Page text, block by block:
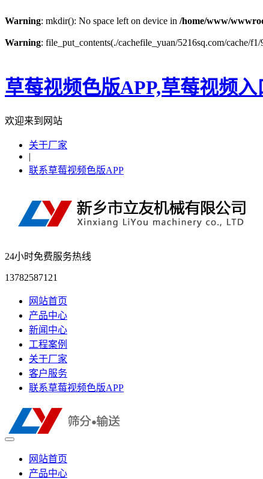
Warning: mkdir(): No space left on device in /home/www/
Warning: file_put_contents(./cachefile_yuan/5216sq.com/cache/
草莓视频色版APP,草莓视频
欢迎来到网站
关于厂家
|
联系草莓视频色版APP
24小时免费服务热线
13782587121
网站首页
产品中心
新闻中心
工程案例
关于厂家
客户服务
联系草莓视频色版APP
网站首页
产品中心